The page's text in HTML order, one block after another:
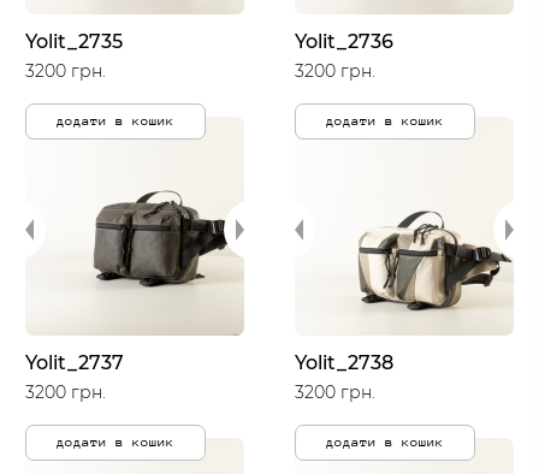
Yolit_2735
3200 грн.
додати в кошик
Yolit_2736
3200 грн.
додати в кошик
Yolit_2737
3200 грн.
додати в кошик
Yolit_2738
3200 грн.
додати в кошик